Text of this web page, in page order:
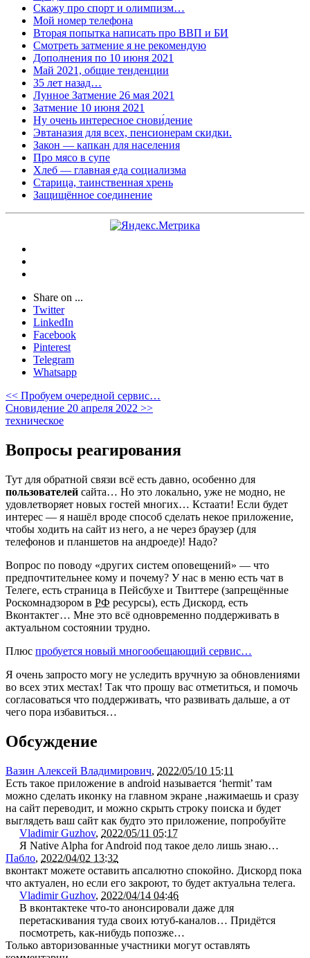
Скажу про спорт и олимпизм…
Мой номер телефона
Вторая попытка написать про ВВП и БИ
Смотреть затмение я не рекомендую
Дополнения по 10 июня 2021
Май 2021, общие тенденции
35 лет назад…
Лунное Затмение 26 мая 2021
Затмение 10 июня 2021
Ну очень интересное снови́дение
Эвтаназия для всех, пенсионерам скидки.
Закон — капкан для населения
Про мясо в супе
Хлеб — главная еда социализма
Старица, таинственная хрень
Защищённое соединение
Share on ...
Twitter
LinkedIn
Facebook
Pinterest
Telegram
Whatsapp
<< Пробуем очередной сервис…
Сновидение 20 апреля 2022 >>
техническое
Вопросы реагирования
Тут для обратной связи всё есть давно, особенно для
пользователей сайта… Но это локально, уже не модно, не
удовлетворяет новых гостей многих… Кстаати! Если будет
интерес — я нашёл вроде способ сделать некое приложение,
чтобы ходить на сайт из него, а не через браузер (для
телефонов и планшетов на андроеде)! Надо?
Вопрос по поводу «других систем оповещений» — что
предпочтительнее кому и почему? У нас в меню есть чат в
Телеге, есть страница в Пейсбухе и Твиттере (запрещённые
Роскомнадзором в РФ ресурсы), есть Дискорд, есть
Вконтактег… Мне это всё одновременно поддерживать в
актуальном состоянии трудно.
Плюс пробуется новый многообещающий сервис…
Я очень запросто могу не уследить вручную за обновлениями
во всех этих местах! Так что прошу вас отметиться, и помочь
согласоваться что поддерживать, что развивать дальше, а от
чего пора избавиться…
Обсуждение
Вазин Алексей Владимирович, 2022/05/10 15:11
Есть такое приложение в android называется ‘hermit’ там
можно сделать иконку на главном экране ,нажимаешь и сразу
на сайт переводит, и можно скрыть строку поиска и будет
выглядеть ваш сайт как будто это приложение, попробуйте
Vladimir Guzhov, 2022/05/11 05:17
Я Native Alpha for Android под такое дело лишь знаю…
Пабло, 2022/04/02 13:32
вконтакт можете оставить апсалютно спокойно. Дискорд пока
что актуален, но если его закроют, то будет актуальна телега.
Vladimir Guzhov, 2022/04/14 04:46
В вконтактеке что-то анонсировали даже для
перетаскивания туда своих ютуб-каналов… Придётся
посмотреть, как-нибудь попозже…
Только авторизованные участники могут оставлять